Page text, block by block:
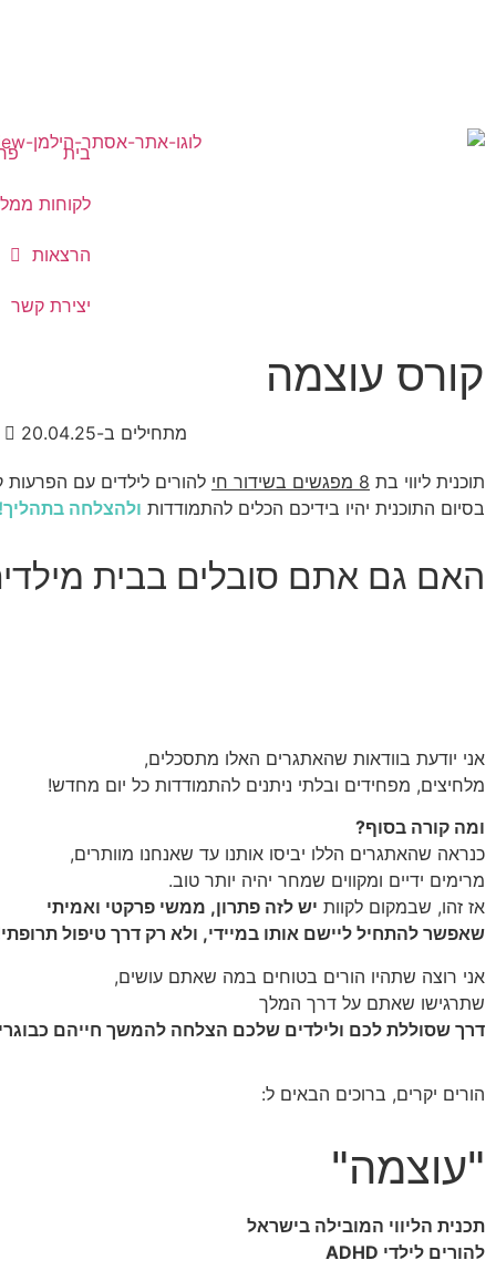
בית
לקוחות
הרצאות
יצירת קשר
קורס עוצמה
מתחילים ב-20.04.25
תוכנית ליווי בת 8 מפגשים בשידור חי
להורים לילדים עם הפרעות
בסיום התוכנית יהיו בידיכם הכלים להתמודדות ולהצלחה בתהליך!
האם גם אתם סובלים בבית
אני יודעת בוודאות שהאתגרים האלו מתסכלים,
מלחיצים, מפחידים ובלתי ניתנים להתמודדות כל יום מחדש!
ומה קורה בסוף?
כנראה שהאתגרים הללו יביסו אותנו עד שאנחנו מוותרים,
מרימים ידיים ומקווים שמחר יהיה יותר טוב.
אז זהו, שבמקום לקוות יש לזה פתרון, ממשי פרקטי ואמיתי
שאפשר להתחיל ליישם אותו במיידי, ולא רק דרך טיפול
אני רוצה שתהיו הורים בטוחים במה שאתם עושים,
שתרגישו שאתם על דרך המלך
דרך שסוללת לכם ולילדים שלכם הצלחה להמשך חייהם
הורים יקרים, ברוכים הבאים ל:
"עוצמה"
תכנית הליווי המובילה בישראל
להורים לילדי ADHD